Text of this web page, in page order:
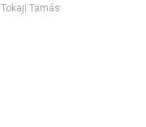
Tokaji Tamás